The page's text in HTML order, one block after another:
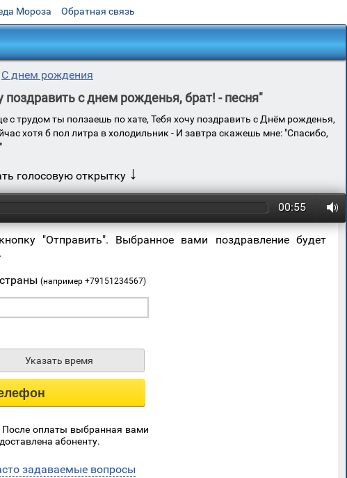
Мороза Обратная связь
С днем рождения
с днем рожденья, брат! - песня"
трудом ты ползаешь по хате, Тебя хочу поздравить с Днём рожденья,
хотя б пол литра в холодильник - И завтра скажешь мне: "Спасибо,
голосовую открытку ↓
00:55
"Отправить". Выбранное вами поздравление будет
страны(например +79151234567)
Указать время
После оплаты выбранная вами
абоненту.
задаваемые вопросы